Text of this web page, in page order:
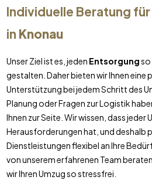
Individuelle Beratung für
in Knonau
Unser Ziel ist es, jeden Entsorgungso
gestalten. Daher bieten wir Ihnen eine
Unterstützung bei jedem Schritt des
Planung oder Fragen zur Logistik
Ihnen zur Seite. Wir wissen, dass jeder
Herausforderungen hat, und deshalb
Dienstleistungen flexibel an Ihre
von unserem erfahrenen Team
wir Ihren Umzug so stressfrei.